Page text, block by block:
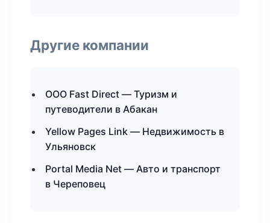
Другие компании
ООО Fast Direct — Туризм и
путеводители в Абакан
Yellow Pages Link — Недвижимость в
Ульяновск
Portal Media Net — Авто и транспорт
в Череповец